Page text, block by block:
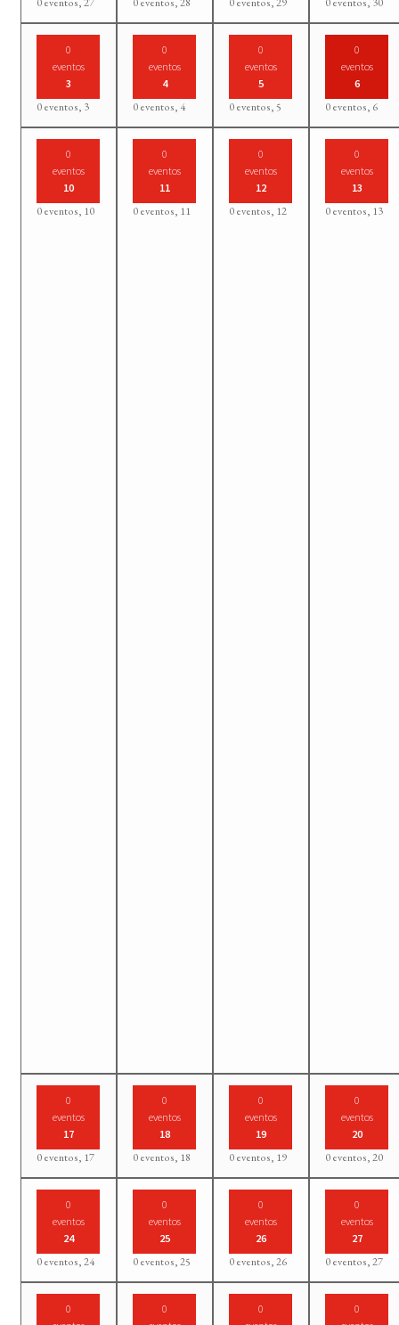
0
eventos
3
0 eventos, 3
0
eventos
4
0 eventos, 4
0
eventos
5
0 eventos,5
0
eventos
6
0 eventos, 6
0
eventos
10
0 eventos, 10
0
eventos
11
0 eventos, 11
0
eventos
12
0 eventos, 12
0
eventos
13
0 eventos, 13
0
eventos
17
0 eventos, 17
0
eventos
18
0 eventos, 18
0
eventos
19
0 eventos, 19
0
eventos
20
0 eventos,20
0
eventos
24
0 eventos,24
0
eventos
25
0 eventos,25
0
eventos
26
0 eventos,26
0
eventos
27
0 eventos,27
0
0
0
0